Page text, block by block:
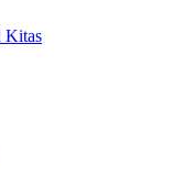
Kitas